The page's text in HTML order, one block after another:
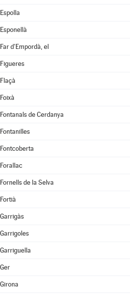
Espolla
Esponellà
Far d'Empordà, el
Figueres
Flaçà
Foixà
Fontanals de Cerdanya
Fontanilles
Fontcoberta
Forallac
Fornells de la Selva
Fortià
Garrigàs
Garrigoles
Garriguella
Ger
Girona